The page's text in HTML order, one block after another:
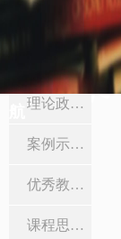
理论政策学习
案例示范课
优秀教学设计
课程思政活动